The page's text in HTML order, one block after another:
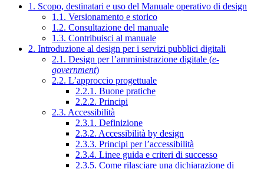
1. Scopo, destinatari e uso del Manuale operativo di design
1.1. Versionamento e storico
1.2. Consultazione del manuale
1.3. Contribuisci al manuale
2. Introduzione al design per i servizi pubblici digitali
2.1. Design per l’amministrazione digitale (e-
government)
2.2. L’approccio progettuale
2.2.1. Buone pratiche
2.2.2. Principi
2.3. Accessibilità
2.3.1. Definizione
2.3.2. Accessibilità by design
2.3.3. Principi per l’accessibilità
2.3.4. Linee guida e criteri di successo
2.3.5. Come rilasciare una dichiarazione di